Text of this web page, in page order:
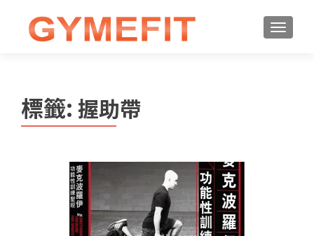
標籤: 握助帶